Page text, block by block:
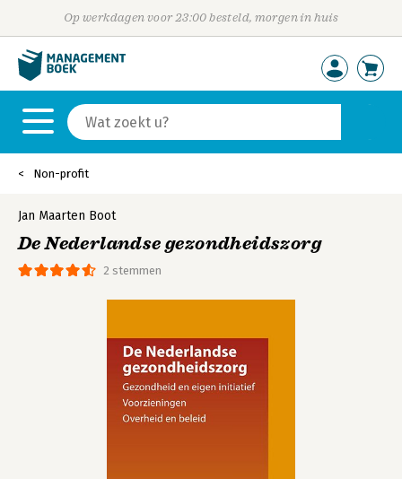
Op werkdagen voor 23:00 besteld, morgen in huis
Non-profit
2 stemmen
Jan Maarten Boot
De Nederlandse gezondheidszorg